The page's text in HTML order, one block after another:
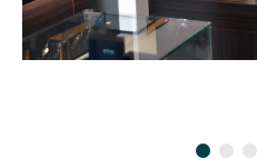
BULOVA
ブローバ